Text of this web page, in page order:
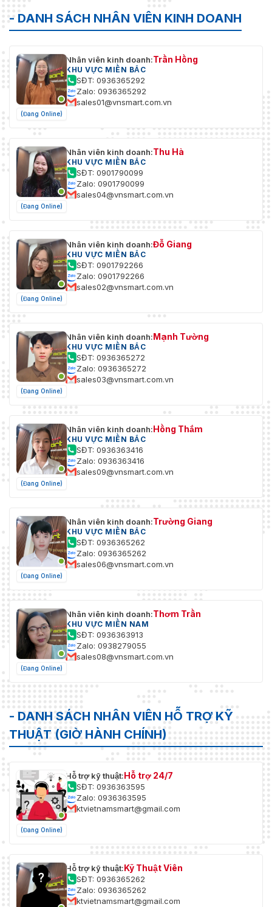
(L × W × H) / Máy dò PIR: 104,0
mm × 60,0 mm × 50,0 mm (L × W
Chất liệu vỏ: PC + ABS (tất cả)
Trung tâm Wi-Fi
tiêu chuẩn:
IEEE 802.11b/g/n
- DANH SÁCH NHÂN VIÊN KINH DOANH
(Đang Online)
Nhân viên kinh doanh:Trần Hồng
KHU VỰC MIỀN BẮC
SĐT: 0936365292
Zalo: 0936365292
sales01@vnsmart.com.vn
(Đang Online)
Nhân viên kinh doanh:Thu Hà
KHU VỰC MIỀN BẮC
SĐT: 0901790099
Zalo: 0901790099
sales04@vnsmart.com.vn
(Đang Online)
Nhân viên kinh doanh:Đỗ Giang
KHU VỰC MIỀN BẮC
SĐT: 0901792266
Zalo: 0901792266
sales02@vnsmart.com.vn
(Đang Online)
Nhân viên kinh doanh:Mạnh Tường
KHU VỰC MIỀN BẮC
SĐT: 0936365272
Zalo: 0936365272
sales03@vnsmart.com.vn
(Đang Online)
Nhân viên kinh doanh:Hồng Thắm
KHU VỰC MIỀN BẮC
SĐT: 0936363416
Zalo: 0936363416
sales09@vnsmart.com.vn
(Đang Online)
Nhân viên kinh doanh:Trường Giang
KHU VỰC MIỀN BẮC
SĐT: 0936365262
Zalo: 0936365262
sales06@vnsmart.com.vn
(Đang Online)
Nhân viên kinh doanh:Thơm Trần
KHU VỰC MIỀN NAM
SĐT: 0936363913
Zalo: 0938279055
sales08@vnsmart.com.vn
- DANH SÁCH NHÂN VIÊN HỖ TRỢ KỸ
THUẬT (GIỜ HÀNH CHÍNH)
(Đang Online)
Hỗ trợ kỹ thuật:Hỗ trợ 24/7
SĐT: 0936363595
Zalo: 0936363595
ktvietnamsmart@gmail.com
Hỗ trợ kỹ thuật:Kỹ Thuật Viên
SĐT: 0936365262
Zalo: 0936365262
ktvietnamsmart@gmail.com